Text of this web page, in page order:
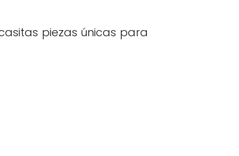
piezas únicas para